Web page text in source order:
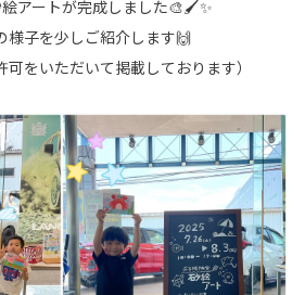
アートが完成しました🎨🖌✨
様子を少しご紹介します🙌
可をいただいて掲載しております）